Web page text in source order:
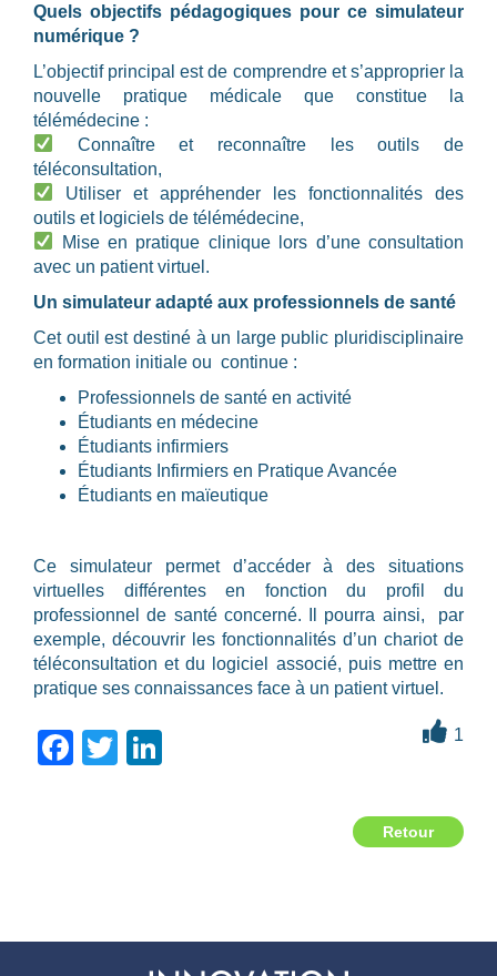
Quels objectifs pédagogiques pour ce simulateur
numérique ?
L’objectif principal est de comprendre et s’approprier la
nouvelle pratique médicale que constitue la
télémédecine :
Connaître et reconnaître les outils de
téléconsultation,
Utiliser et appréhender les fonctionnalités des
outils et logiciels de télémédecine,
Mise en pratique clinique lors d’une consultation
avec un patient virtuel.
Un simulateur adapté aux professionnels de santé
Cet outil est destiné à un large public pluridisciplinaire
en formation initiale ou continue :
Professionnels de santé en activité
Étudiants en médecine
Étudiants infirmiers
Étudiants Infirmiers en Pratique Avancée
Étudiants en maïeutique
Ce simulateur permet d’accéder à des situations
virtuelles différentes en fonction du profil du
professionnel de santé concerné. Il pourra ainsi, par
exemple, découvrir les fonctionnalités d’un chariot de
téléconsultation et du logiciel associé, puis mettre en
pratique ses connaissances face à un patient virtuel.
Facebook
Twitter 1
Retour